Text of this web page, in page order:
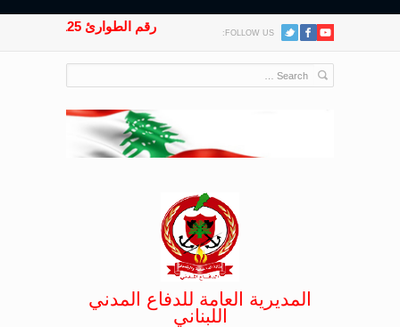
FOLLOW US: رقم الطوارئ 125
المديرية العامة للدفاع المدني
اللبناني